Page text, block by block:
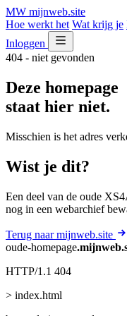
MW mijnweb.site
Hoe werkt het Wat krijg je
Inloggen
404 - niet gevonden
Deze homepage
staat hier niet.
Misschien is het adres
Wist je dit?
Een deel van de oude
nog in een webarchief
Terug naar mijnweb.site
oude-homepage
HTTP/1.1 404
> index.html